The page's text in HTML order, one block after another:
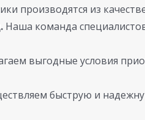
производятся из
Наша команда
выгодные условия
быструю и